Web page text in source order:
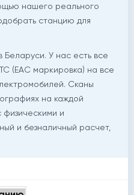
нашего реального
станцию для
У нас есть все
(ЕАС маркировка) на все
Сканы
на каждой
и
и безналичный расчет,